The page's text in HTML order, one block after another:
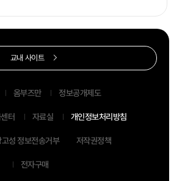
옴부즈만 정보공개제도
터 자료실 개인정보처리방침
성 정보전송거부 저작권정책
전자구매
교내 사이트